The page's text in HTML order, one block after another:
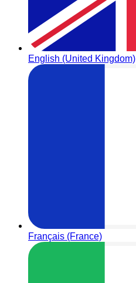
English (United Kingdom)
Français (France)